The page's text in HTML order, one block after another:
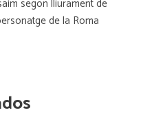
segon lliurament de
de la Roma